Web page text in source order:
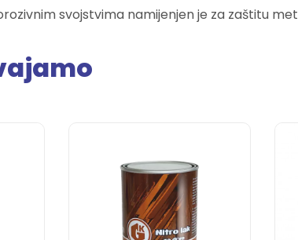
svojstvima namijenjen je za zaštitu